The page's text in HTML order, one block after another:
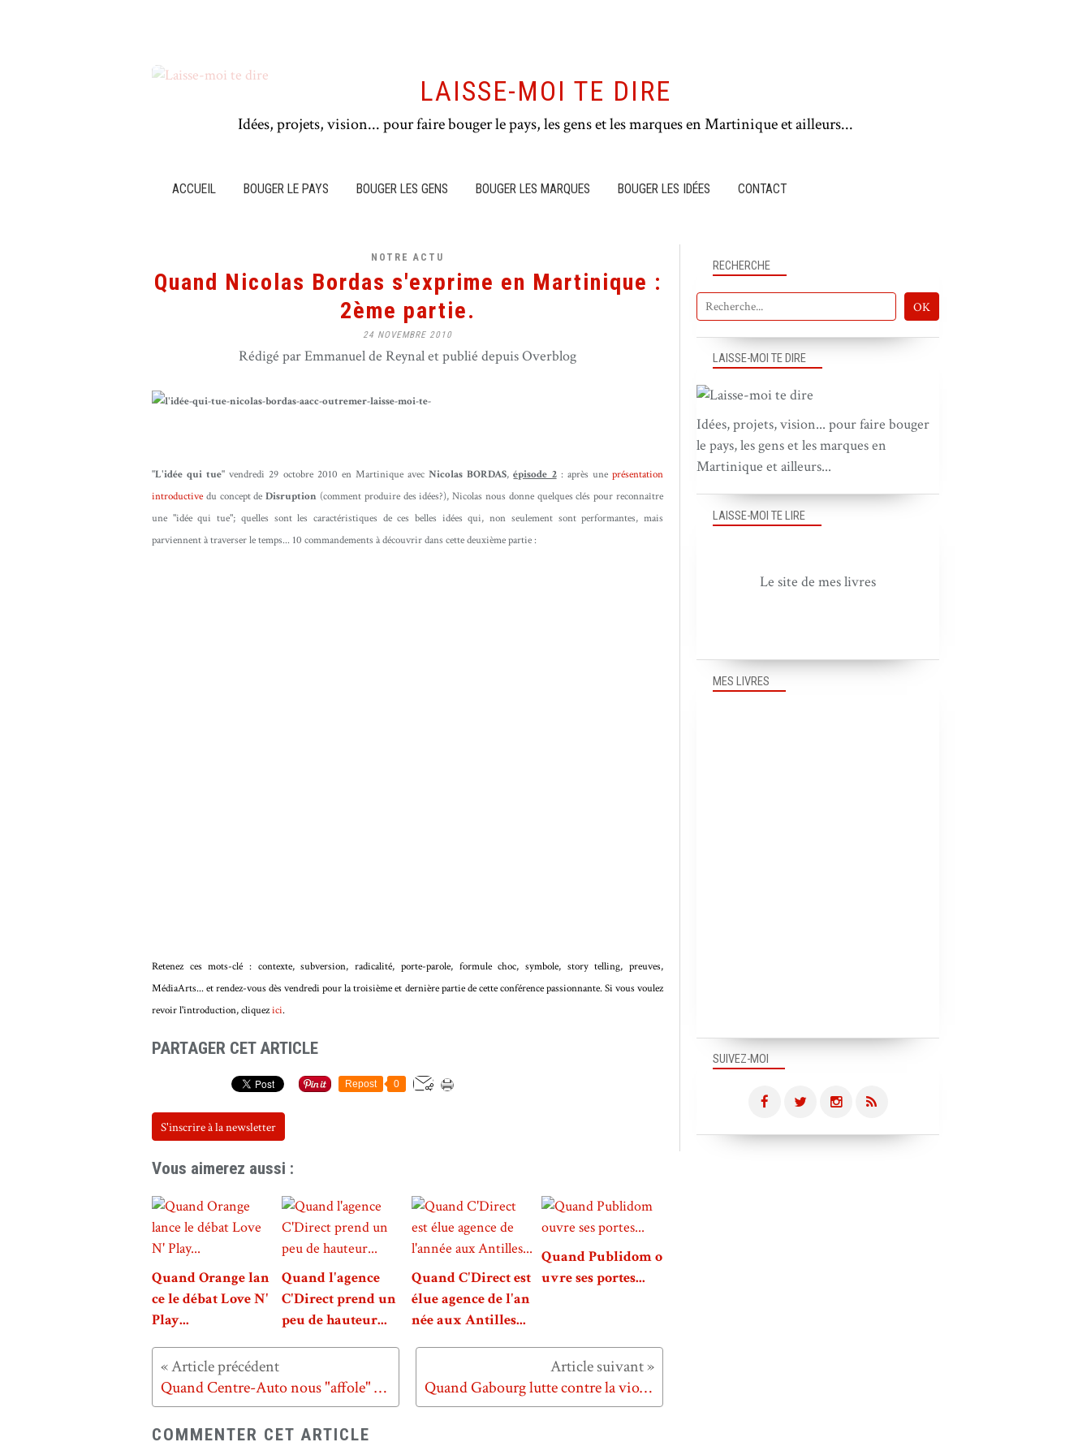
LAISSE-MOI TE DIRE
Idées, projets, vision... pour faire bouger le pays, les gens et les marques en Martinique et ailleurs...
ACCUEIL BOUGER LE PAYS BOUGER LES GENS BOUGER LES MARQUES BOUGER LES IDÉES CONTACT
NOTRE ACTU
Quand Nicolas Bordas s'exprime en Martinique :
2ème partie.
24 NOVEMBRE 2010
Rédigé par Emmanuel de Reynal et publié depuis Overblog
"L'idée qui tue" vendredi 29 octobre 2010 en Martinique avecNicolas BORDAS,épisode 2: après uneprésentation
introductive du concept deDisruption (comment produire des idées?), Nicolas nous donne quelques clés pour reconnaître
une "idée qui tue"; quelles sont les caractéristiques de ces belles idées qui, non seulement sont performantes, mais
parviennent à traverser le temps... 10 commandements à découvrir dans cette deuxième partie :
Retenez ces mots-clé : contexte, subversion, radicalité, porte-parole, formule choc, symbole, story telling, preuves,
MédiaArts... et rendez-vous dès vendredi pour la troisième et dernière partie de cette conférence passionnante. Si vous voulez
revoir l'introduction, cliquezici.
PARTAGER CET ARTICLE
Repost 0
S'inscrire à la newsletter
Vous aimerez aussi :
Quand Orange lan
ce le débat Love N'
Play...
Quand l'agence
C'Direct prend un
peu de hauteur...
Quand C'Direct est
élue agence de l'an
née aux Antilles...
Quand Publidom o
uvre ses portes...
Quand Centre-Auto nous "affole" avec son lip dub... Quand Gabourg lutte contre la violence envers les femmes...
COMMENTER CET ARTICLE
SUIVEZ-MOI
RECHERCHE
LAISSE-MOI TE DIRE
Idées, projets, vision... pour faire bouger
le pays, les gens et les marques en
Martinique et ailleurs...
MES LIVRES
LAISSE-MOI TE LIRE
Le site de mes livres